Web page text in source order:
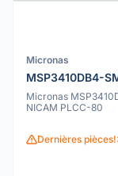
Micronas
MSP3410DB4-
Micronas
NICAM PLCC-80
Dernières